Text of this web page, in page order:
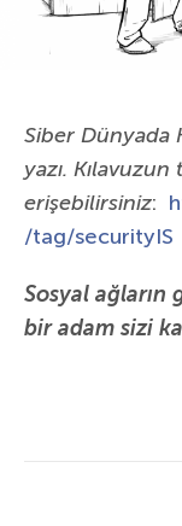
Siber Dünyada
yazı.
erişebilirsiniz:
/tag/securityIS
Sosyal ağların
bir adam sizi